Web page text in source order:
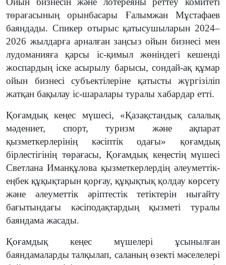
төрағасының орынбасары Ғалымжан Мұстафаев
баяндады. Спикер отырыс қатысушыларын 2024–
2026 жылдарға арналған заңсыз ойын бизнесі мен
лудоманияға қарсы іс-қимыл жөніндегі кешенді
жоспардың іске асырылу барысы, сондай-ақ құмар
ойын бизнесі субъектілеріне қатысты жүргізіліп
жатқан бақылау іс-шаралары туралы хабардар етті.
Қоғамдық кеңес мүшесі, «Қазақстандық салалық
мәдениет, спорт, туризм және ақпарат
қызметкерлерінің кәсіптік одағы» қоғамдық
бірлестігінің төрағасы, Қоғамдық кеңестің мүшесі
Светлана Иманқұлова қызметкерлердің әлеуметтік-
еңбек құқықтарын қорғау, құқықтық қолдау көрсету
және әлеуметтік әріптестік тетіктерін нығайту
бағытындағы кәсіподақтардың қызметі туралы
баяндама жасады.
Қоғамдық кеңес мүшелері ұсынылған
баяндамаларды талқылап, саланың өзекті мәселелері